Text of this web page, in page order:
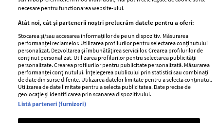
GSP
Unica
Baby
Retete
femei
Viva
Avantaje
Retete practice
Pariază responsabil! Decizia ONJN nr. 821/25.09.2025.
Jocurile de noroc sunt interzise minorilor.
necesare pentru functionarea website-ului.
Atât noi, cât și partenerii noștri prelucrăm datele pentru a oferi:
Stocarea și/sau accesarea informațiilor de pe un dispozitiv. Măsurarea
performanței reclamelor. Utilizarea profilurilor pentru selectarea conținutului
personalizat. Dezvoltarea și îmbunătățirea serviciilor. Crearea profilurilor de
conținut personalizat. Utilizarea profilurilor pentru selectarea publicității
personalizate. Crearea profilurilor pentru publicitate personalizată. Măsurarea
performanței conținutului. Înțelegerea publicului prin statistici sau combinații
de date din surse diferite. Utilizarea datelor limitate pentru a selecta conținutul.
Utilizarea de date limitate pentru a selecta publicitatea. Date precise de
geolocație și identificarea prin scanarea dispozitivului.
Listă parteneri (furnizori)